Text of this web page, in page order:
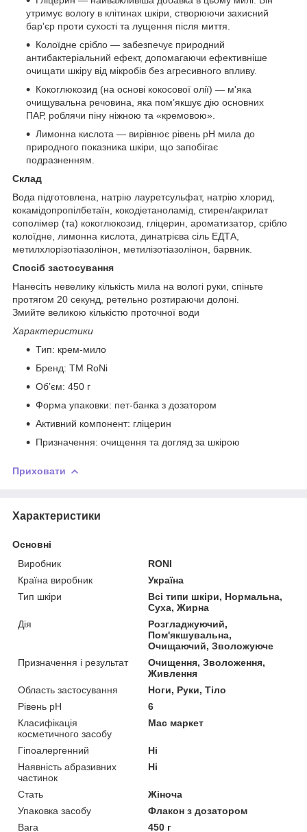
утримує вологу в клітинах шкіри, створюючи захисний
бар'єр проти сухості та лущення після миття.
Колоїдне срібло — забезпечує природний
антибактеріальний ефект, допомагаючи ефективніше
очищати шкіру від мікробів без агресивного впливу.
Кокоглюкозид (на основі кокосової олії) — м'яка
очищувальна речовина, яка пом’якшує дію основних
ПАР, роблячи піну ніжною та «кремовою».
Лимонна кислота — вирівнює рівень pH мила до
природного показника шкіри, що запобігає
подразненням.
Склад
Вода підготовлена, натрію лауретсульфат, натрію хлорид,
кокамідопропілбетаїн, кокодіетаноламід, стирен/акрилат
сополімер (та) кокоглюкозид, гліцерин, ароматизатор, срібло
колоїдне, лимонна кислота, динатрієва сіль ЕДТА,
метилхлорізотіазолінон, метилізотіазолінон, барвник.
Спосіб застосування
Нанесіть невелику кількість мила на вологі руки, спіньте
протягом 20 секунд, ретельно розтираючи долоні.
Змийте великою кількістю проточної води
Характеристики
Тип: крем-мило
Бренд: TM RoNi
Об’єм: 450 г
Форма упаковки: пет-банка з дозатором
Активний компонент: гліцерин
Призначення: очищення та догляд за шкірою
Приховати
Характеристики
Основні
Виробник
RONI
Країна виробник
Україна
Тип шкіри
Всі типи шкіри, Нормальна,
Суха, Жирна
Дія
Розгладжуючий,
Пом'якшувальна,
Очищаючий, Зволожуюче
Призначення і результат
Очищення, Зволоження,
Живлення
Область застосування
Ноги, Руки, Тіло
Рівень pH
6
Класифікація
косметичного засобу
Мас маркет
Гіпоалергенний
Ні
Наявність абразивних
частинок
Ні
Стать
Жіноча
Упаковка засобу
Флакон з дозатором
Вага
450 г